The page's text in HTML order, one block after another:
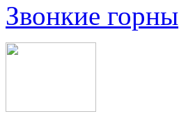
Звонкие горны